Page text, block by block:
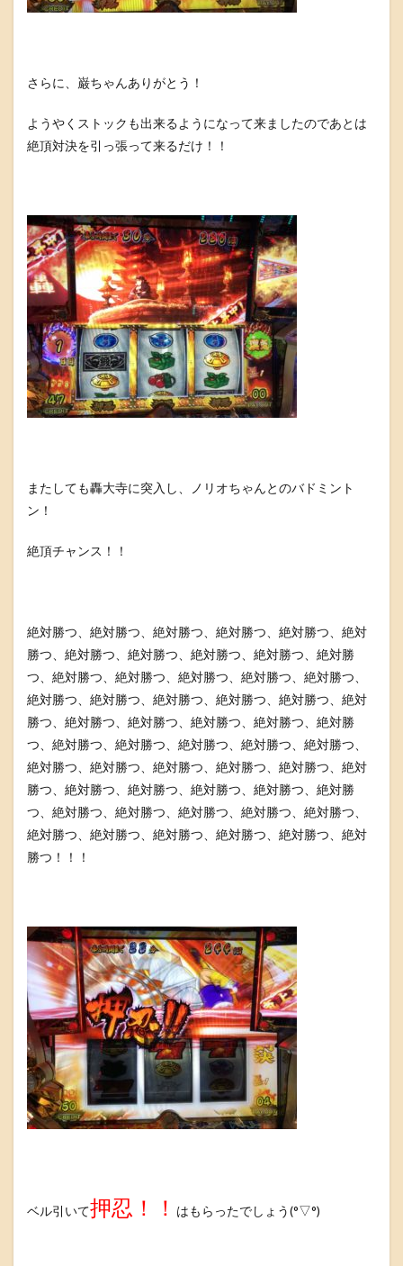
さらに、巌ちゃんありがとう！
ようやくストックも出来るようになって来ましたのであとは
絶頂対決を引っ張って来るだけ！！
またしても轟大寺に突入し、ノリオちゃんとのバドミント
ン！
絶頂チャンス！！
絶対勝つ、絶対勝つ、絶対勝つ、絶対勝つ、絶対勝つ、絶対
勝つ、絶対勝つ、絶対勝つ、絶対勝つ、絶対勝つ、絶対勝
つ、絶対勝つ、絶対勝つ、絶対勝つ、絶対勝つ、絶対勝つ、
絶対勝つ、絶対勝つ、絶対勝つ、絶対勝つ、絶対勝つ、絶対
勝つ、絶対勝つ、絶対勝つ、絶対勝つ、絶対勝つ、絶対勝
つ、絶対勝つ、絶対勝つ、絶対勝つ、絶対勝つ、絶対勝つ、
絶対勝つ、絶対勝つ、絶対勝つ、絶対勝つ、絶対勝つ、絶対
勝つ、絶対勝つ、絶対勝つ、絶対勝つ、絶対勝つ、絶対勝
つ、絶対勝つ、絶対勝つ、絶対勝つ、絶対勝つ、絶対勝つ、
絶対勝つ、絶対勝つ、絶対勝つ、絶対勝つ、絶対勝つ、絶対
勝つ！！！
ベル引いて押忍！！ はもらったでしょう(°▽°)